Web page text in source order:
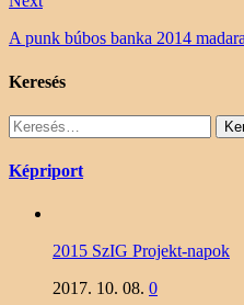
A punk búbos banka 2014
Keresés
Keresés:
Képriport
2015 SzIG Projekt-napok
2017. 10. 08. 0